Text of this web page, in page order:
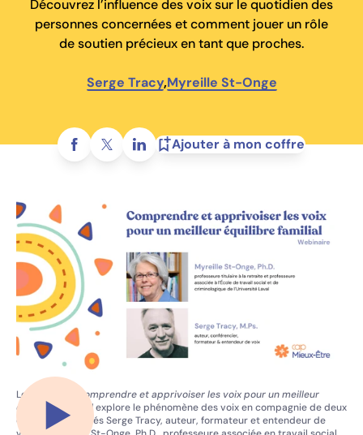
Découvrez l’influence des voix sur le quotidien des
personnes concernées et comment jouer un rôle
de soutien précieux en tant que proches.
Serge Tracy,Myreille St-Onge
Partagez sur Ajouter à mon coffre
Jouer la vidéo
Le webinaire
Comprendre et apprivoiser les voix pour un meilleur
équilibre familialexplore le phénomène des voix en compagnie de deux
experts renommés Serge Tracy, auteur, formateur et entendeur de